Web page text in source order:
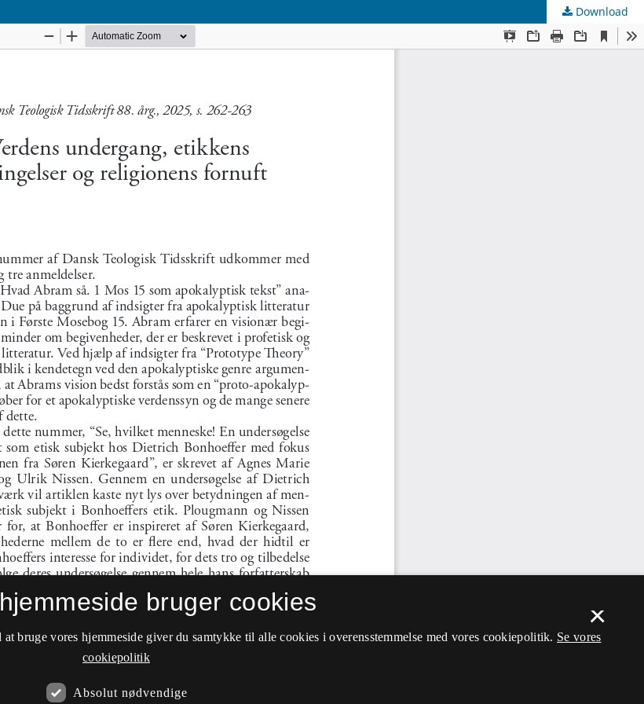
Download
×
bruger cookies
bruge vores hjemmeside giver du samtykke til alle cookies i overensstemmelse med vores cookiepolitik. Se vores
cookiepolitik
Absolut nødvendige